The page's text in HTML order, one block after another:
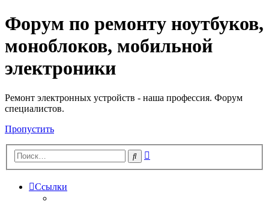
Регистрация
Форум по ремонту ноутбуков,
моноблоков, мобильной
электроники
Ремонт электронных устройств - наша профессия. Форум
специалистов.
Пропустить
Поиск
Ссылки